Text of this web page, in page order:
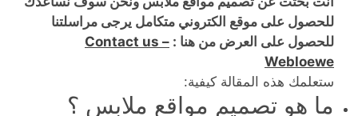
للحصول على موقع الكتروني متكامل يرجى مراسلتنا
للحصول على العرض من هنا : Contact us –
Webloewe
ستعلمك هذه المقالة كيفية:
ما هو تصميم مواقع ملابس ؟